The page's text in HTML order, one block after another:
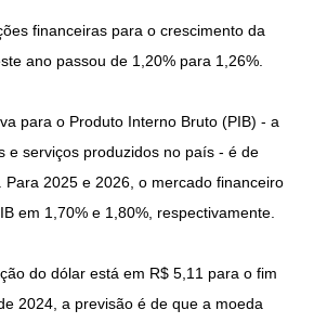
financeiras para o crescimento da
ano passou de 1,20% para 1,26%.
para o Produto Interno Bruto (PIB) - a
e serviços produzidos no país - é de
Para 2025 e 2026, o mercado financeiro
em 1,70% e 1,80%, respectivamente.
do dólar está em R$ 5,11 para o fim
2024, a previsão é de que a moeda